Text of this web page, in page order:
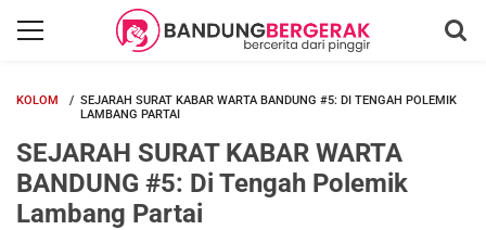
KOLOM
SEJARAH SURAT KABAR WARTA BANDUNG #5: DI TENGAH POLEMIK
LAMBANG PARTAI
SEJARAH SURAT KABAR WARTA
BANDUNG #5: Di Tengah Polemik
Lambang Partai